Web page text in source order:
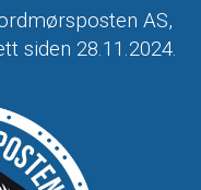
AS,
siden 28.11.2024.